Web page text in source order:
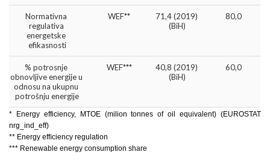
Normativna
regulativa
energetske
efikasnosti
WEF**
71,4 (2019)
(BiH)
80,0
% potrosnje
obnovljive energije u
odnosu na ukupnu
potrošnju energije
WEF***
40,8 (2019)
(BiH)
60,0
* Energy efficiency, MTOE (milion tonnes of oil equivalent) (EUROSTAT
nrg_ind_eff)
** Energy efﬁciency regulation
*** Renewable energy consumption share